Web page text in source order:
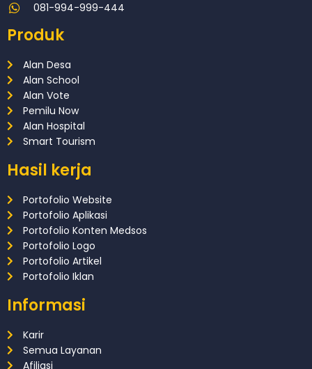
081-994-999-444
Produk
Alan Desa
Alan School
Alan Vote
Pemilu Now
Alan Hospital
Smart Tourism
Hasil kerja
Portofolio Website
Portofolio Aplikasi
Portofolio Konten Medsos
Portofolio Logo
Portofolio Artikel
Portofolio Iklan
Informasi
Karir
Semua Layanan
Afiliasi